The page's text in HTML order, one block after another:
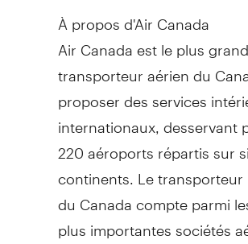
À propos d'Air Canada
Air Canada est le plus grand
transporteur aérien du
proposer des services
internationaux, desservant
220 aéroports répartis sur
continents. Le
du Canada compte parmi
plus importantes sociétés